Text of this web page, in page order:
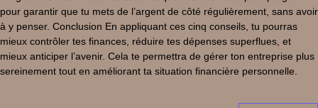
pour garantir que tu mets de l’argent de côté régulièrement, sans avoir
à y penser. Conclusion En appliquant ces cinq conseils, tu pourras
mieux contrôler tes finances, réduire tes dépenses superflues, et
mieux anticiper l’avenir. Cela te permettra de gérer ton entreprise plus
sereinement tout en améliorant ta situation financière personnelle.